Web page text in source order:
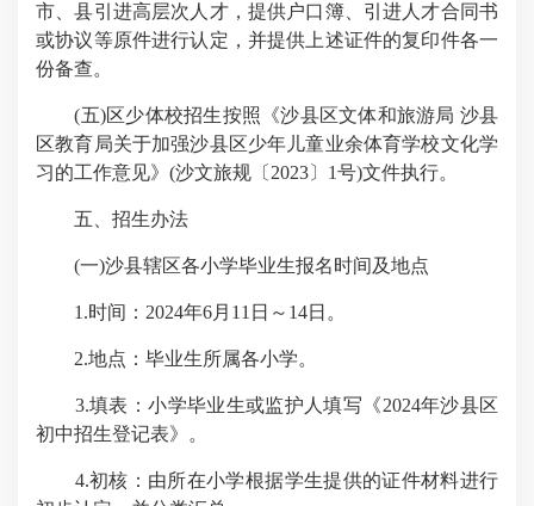
市、县引进高层次人才，提供户口簿、引进人才合同书
或协议等原件进行认定，并提供上述证件的复印件各一
份备查。
(五)区少体校招生按照《沙县区文体和旅游局 沙县
区教育局关于加强沙县区少年儿童业余体育学校文化学
习的工作意见》(沙文旅规〔2023〕1号)文件执行。
五、招生办法
(一)沙县辖区各小学毕业生报名时间及地点
1.时间：2024年6月11日～14日。
2.地点：毕业生所属各小学。
3.填表：小学毕业生或监护人填写《2024年沙县区
初中招生登记表》。
4.初核：由所在小学根据学生提供的证件材料进行